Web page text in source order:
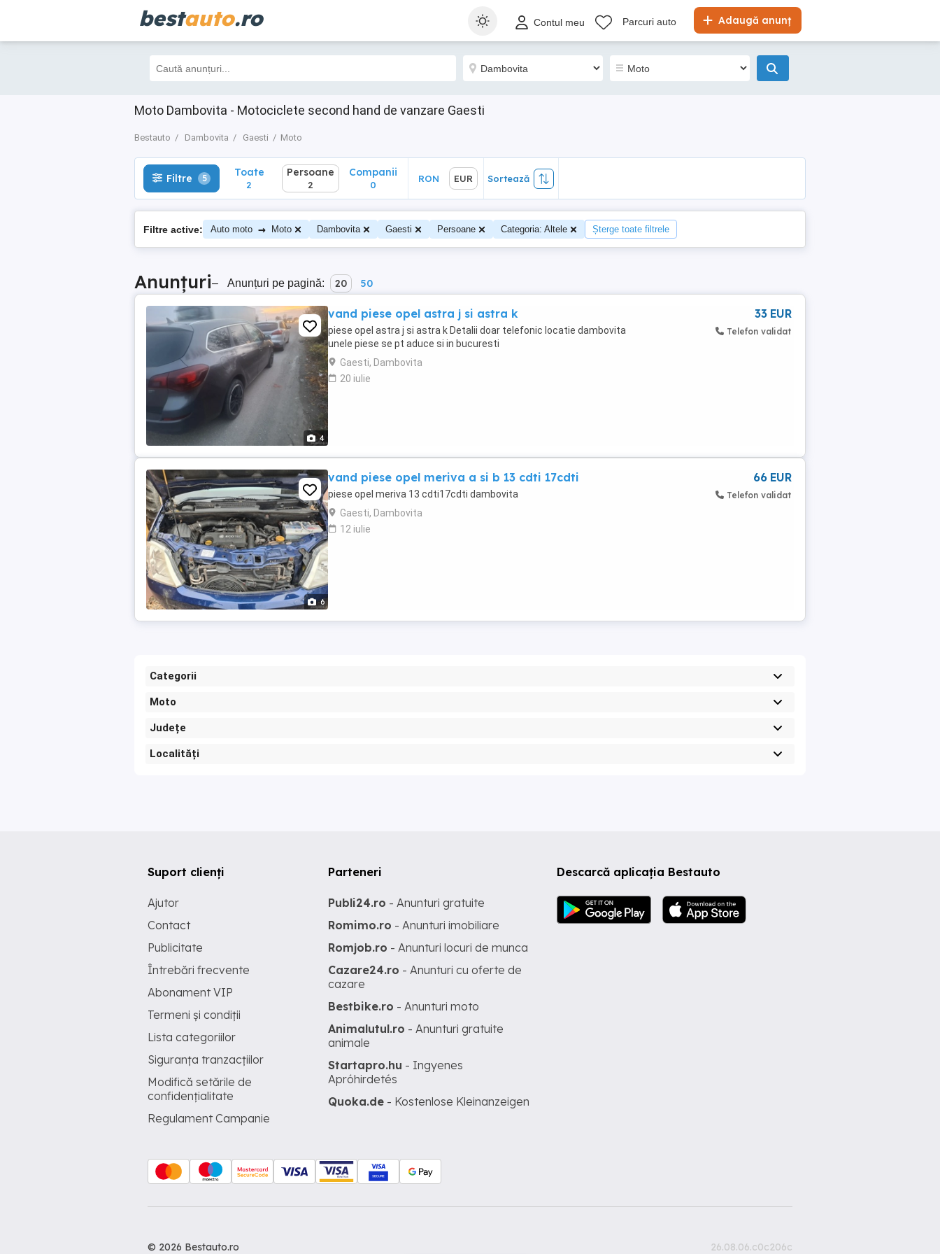
bestauto.ro Adaugă anunț
Contul meu Parcuri auto
Moto Dambovita - Motociclete second hand de vanzare Gaesti
Bestauto Dambovita Gaesti Moto
Filtre 5 Toate
2
Sortează
Filtre 5 Toate
2
Persoane
2
Companii
0
RON EUR Sortează
Filtre active: Auto moto → Moto Dambovita Gaesti Persoane Categoria: Altele Șterge toate filtrele
Anunțuri– Anunțuri pe pagină: 20 50
4
vand piese opel astra j si astra k
piese opel astra j si astra k Detalii doar telefonic locatie dambovita
unele piese se pt aduce si in bucuresti
Gaesti, Dambovita
20 iulie
33 EUR
Telefon validat
6
vand piese opel meriva a si b 13 cdti 17cdti
piese opel meriva 13 cdti17cdti dambovita
Gaesti, Dambovita
12 iulie
66 EUR
Telefon validat
Categorii
Moto
Județe
Localități
Descarcă aplicația Bestauto
Suport clienți
Ajutor
Contact
Publicitate
Întrebări frecvente
Abonament VIP
Termeni și condiții
Lista categoriilor
Siguranța tranzacțiilor
Modifică setările de
confidențialitate
Regulament Campanie
Parteneri
Publi24.ro - Anunturi gratuite
Romimo.ro - Anunturi imobiliare
Romjob.ro - Anunturi locuri de munca
Cazare24.ro - Anunturi cu oferte de
cazare
Bestbike.ro - Anunturi moto
Animalutul.ro - Anunturi gratuite
animale
Startapro.hu - Ingyenes
Apróhirdetés
Quoka.de - Kostenlose Kleinanzeigen
© 2026 Bestauto.ro 26.08.06.c0c206c